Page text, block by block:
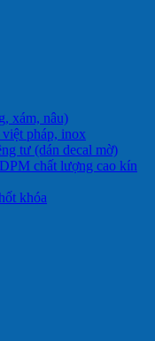
xám, nâu)
pháp, inox
tư (dán decal mờ)
chất lượng cao kín
khóa